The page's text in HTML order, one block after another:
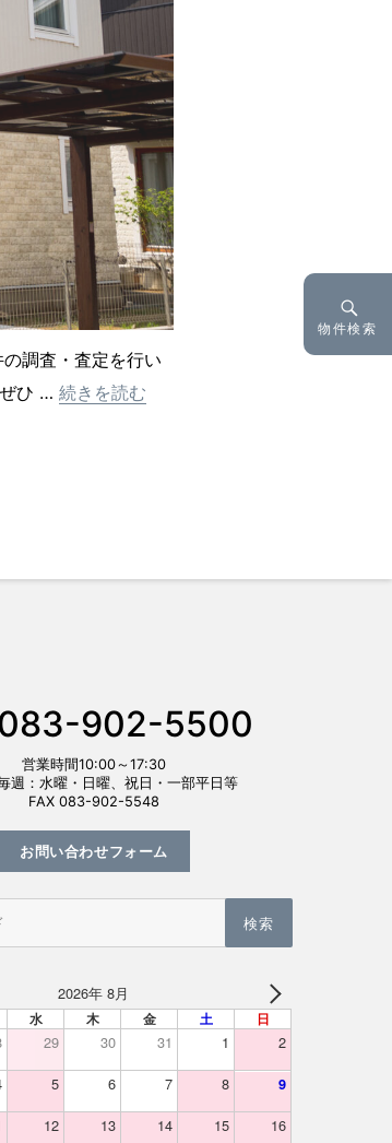
調査・査定を行い
ひ … 続きを読む“不動産のご売却について。”
物件検索
902-5500
営業時間10:00～17:30
週：水曜・日曜、祝日・一部平日等
FAX 083-902-5548
お問い合わせフォーム
2026年 8月
水 木 金 土 日
29 30 31 1
2
5 6 7 8 9
12 13 14 15
16